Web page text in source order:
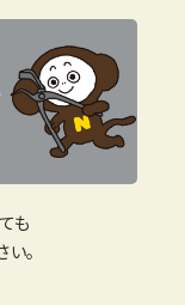
も
。